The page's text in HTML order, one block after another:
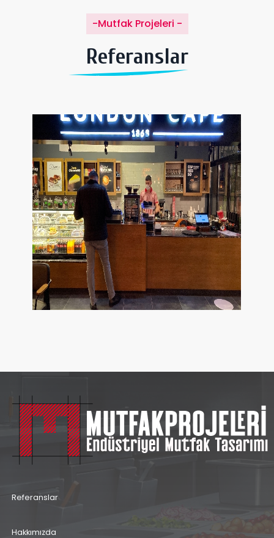
-Mutfak Projeleri -
Referanslar
Referanslar
Hakkımızda